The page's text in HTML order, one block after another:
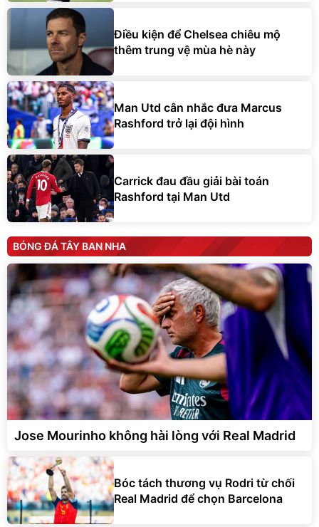
Điều kiện để Chelsea chiêu mộ
thêm trung vệ mùa hè này
Man Utd cân nhắc đưa Marcus
Rashford trở lại đội hình
Carrick đau đầu giải bài toán
Rashford tại Man Utd
BÓNG ĐÁ TÂY BAN NHA
Jose Mourinho không hài lòng với Real Madrid
Bóc tách thương vụ Rodri từ chối
Real Madrid để chọn Barcelona